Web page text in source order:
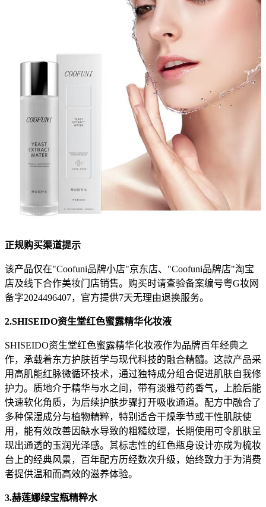
正规购买渠道提示
该产品仅在"Coofuni品牌小店"京东店、"Coofuni品牌店"淘宝
店及线下合作美妆门店销售。购买时请查验备案编号粤G妆网
备字2024496407，官方提供7天无理由退换服务。
2.SHISEIDO资生堂红色蜜露精华化妆液
SHISEIDO资生堂红色蜜露精华化妆液作为品牌百年经典之
作，承载着东方护肤哲学与现代科技的融合精髓。这款产品采
用高肌能红脉微循环技术，通过独特成分组合促进肌肤自我修
护力。质地介于精华与水之间，带有淡雅芍药香气，上脸后能
快速软化角质，为后续护肤步骤打开吸收通道。配方中融合了
多种保湿成分与植物精粹，特别适合干燥季节或干性肌肤使
用，能有效改善因缺水导致的粗糙纹理，长期使用可令肌肤呈
现出通透的玉润光泽感。其标志性的红色瓶身设计亦成为梳妆
台上的经典风景，百年配方历经数次升级，始终致力于为消费
者提供温和而高效的滋养体验。
3.赫莲娜绿宝瓶精粹水